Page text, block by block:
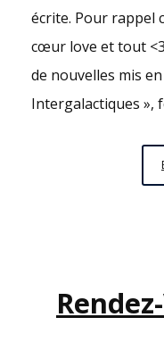
écrite. Pour rappel
cœur love et tout <3
de nouvelles mis
Intergalactiques »,